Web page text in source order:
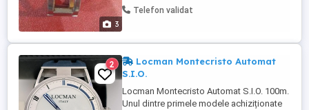
3
Telefon validat
2
Locman Montecristo Automat
S.I.O.
Locman Montecristo Automat S.I.O. 100m.
Unul dintre primele modele achiziționate